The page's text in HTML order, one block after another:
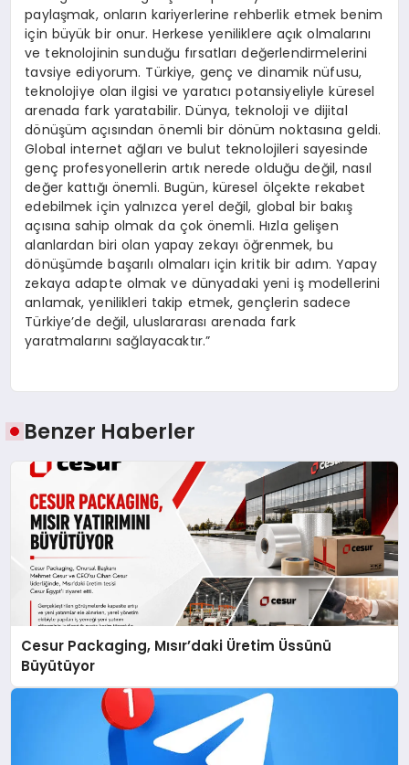
paylaşmak, onların kariyerlerine rehberlik etmek benim
için büyük bir onur. Herkese yeniliklere açık olmalarını
ve teknolojinin sunduğu fırsatları değerlendirmelerini
tavsiye ediyorum. Türkiye, genç ve dinamik nüfusu,
teknolojiye olan ilgisi ve yaratıcı potansiyeliyle küresel
arenada fark yaratabilir. Dünya, teknoloji ve dijital
dönüşüm açısından önemli bir dönüm noktasına geldi.
Global internet ağları ve bulut teknolojileri sayesinde
genç profesyonellerin artık nerede olduğu değil, nasıl
değer kattığı önemli. Bugün, küresel ölçekte rekabet
edebilmek için yalnızca yerel değil, global bir bakış
açısına sahip olmak da çok önemli. Hızla gelişen
alanlardan biri olan yapay zekayı öğrenmek, bu
dönüşümde başarılı olmaları için kritik bir adım. Yapay
zekaya adapte olmak ve dünyadaki yeni iş modellerini
anlamak, yenilikleri takip etmek, gençlerin sadece
Türkiye’de değil, uluslararası arenada fark
yaratmalarını sağlayacaktır.”
Benzer Haberler
Cesur Packaging, Mısır’daki Üretim Üssünü
Büyütüyor